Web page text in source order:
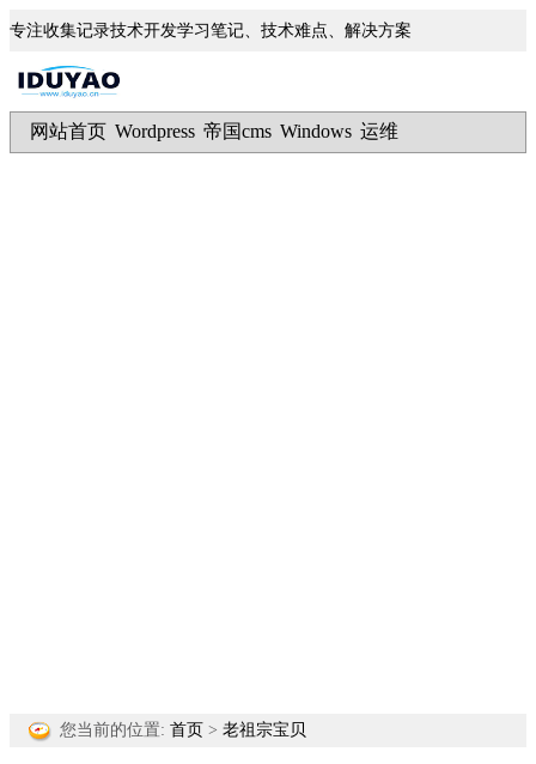
专注收集记录技术开发学习笔记、技术难点、解决方案
网站首页 Wordpress 帝国cms Windows 运维
您当前的位置: 首页 > 老祖宗宝贝